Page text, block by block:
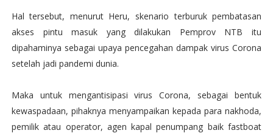
Hal tersebut, menurut Heru, skenario terburuk pembatasan
akses pintu masuk yang dilakukan Pemprov NTB itu
dipahaminya sebagai upaya pencegahan dampak virus Corona
setelah jadi pandemi dunia.
Maka untuk mengantisipasi virus Corona, sebagai bentuk
kewaspadaan, pihaknya menyampaikan kepada para nakhoda,
pemilik atau operator, agen kapal penumpang baik fastboat